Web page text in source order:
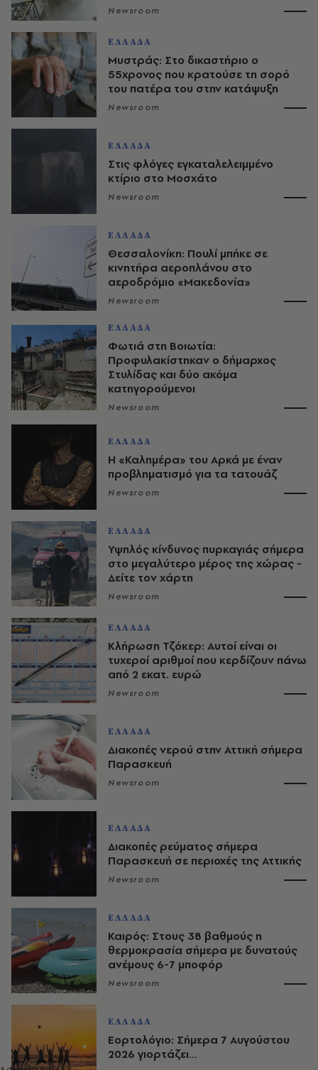
Newsroom
ΕΛΛΑΔΑ
Μυστράς: Στο δικαστήριο ο
55χρονος που κρατούσε τη σορό
του πατέρα του στην κατάψυξη
Newsroom
ΕΛΛΑΔΑ
Στις φλόγες εγκαταλελειμμένο
κτίριο στο Μοσχάτο
Newsroom
ΕΛΛΑΔΑ
Θεσσαλονίκη: Πουλί μπήκε σε
κινητήρα αεροπλάνου στο
αεροδρόμιο «Μακεδονία»
Newsroom
ΕΛΛΑΔΑ
Φωτιά στη Βοιωτία:
Προφυλακίστηκαν ο δήμαρχος
Στυλίδας και δύο ακόμα
κατηγορούμενοι
Newsroom
ΕΛΛΑΔΑ
Η «Καλημέρα» του Αρκά με έναν
προβληματισμό για τα τατουάζ
Newsroom
ΕΛΛΑΔΑ
Υψηλός κίνδυνος πυρκαγιάς σήμερα
στο μεγαλύτερο μέρος της χώρας -
Δείτε τον χάρτη
Newsroom
ΕΛΛΑΔΑ
Κλήρωση Τζόκερ: Αυτοί είναι οι
τυχεροί αριθμοί που κερδίζουν πάνω
από 2 εκατ. ευρώ
Newsroom
ΕΛΛΑΔΑ
Διακοπές νερού στην Αττική σήμερα
Παρασκευή
Newsroom
ΕΛΛΑΔΑ
Διακοπές ρεύματος σήμερα
Παρασκευή σε περιοχές της Αττικής
Newsroom
ΕΛΛΑΔΑ
Καιρός: Στους 38 βαθμούς η
θερμοκρασία σήμερα με δυνατούς
ανέμους 6-7 μποφόρ
Newsroom
ΕΛΛΑΔΑ
Εορτολόγιο: Σήμερα 7 Αυγούστου
2026 γιορτάζει…